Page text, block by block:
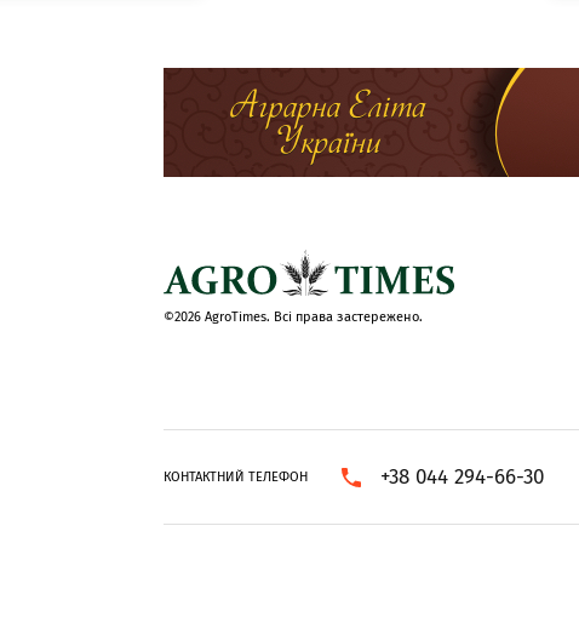
©2026 AgroTimes. Всі права застережено.
КОНТАКТНИЙ ТЕЛЕФОН +38 044 294-66-30